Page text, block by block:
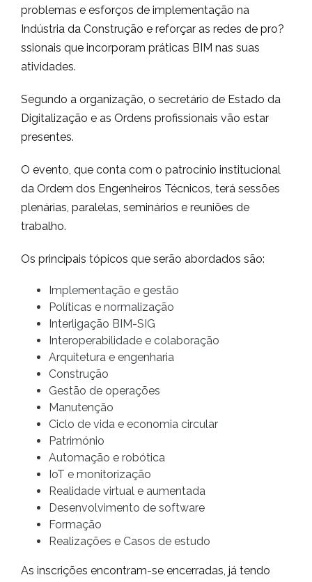
problemas e esforços de implementação na
Indústria da Construção e reforçar as redes de pro?
ssionais que incorporam práticas BIM nas suas
atividades.
Segundo a organização, o secretário de Estado da
Digitalização e as Ordens profissionais vão estar
presentes.
O evento, que conta com o patrocínio institucional
da Ordem dos Engenheiros Técnicos, terá sessões
plenárias, paralelas, seminários e reuniões de
trabalho.
Os principais tópicos que serão abordados são:
Implementação e gestão
Políticas e normalização
Interligação BIM-SIG
Interoperabilidade e colaboração
Arquitetura e engenharia
Construção
Gestão de operações
Manutenção
Ciclo de vida e economia circular
Património
Automação e robótica
IoT e monitorização
Realidade virtual e aumentada
Desenvolvimento de software
Formação
Realizações e Casos de estudo
As inscrições encontram-se encerradas, já tendo